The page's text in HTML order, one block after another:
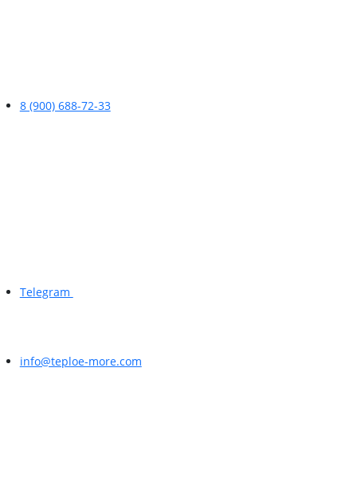
8 (900) 688-72-33
Telegram
info@teploe-more.com